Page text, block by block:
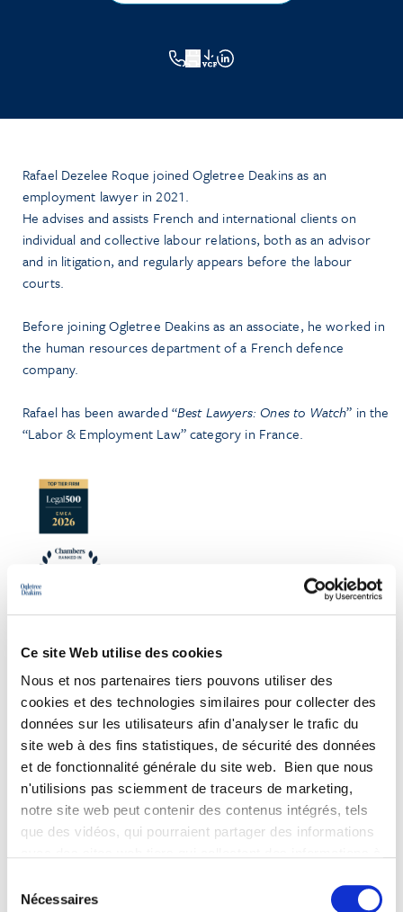
Ce site Web utilise des cookies
Nous et nos partenaires tiers pouvons utiliser des
cookies et des technologies similaires pour collecter des
données sur les utilisateurs afin d'analyser le trafic du
site web à des fins statistiques, de sécurité des données
et de fonctionnalité générale du site web. Bien que nous
n'utilisions pas sciemment de traceurs de marketing,
notre site web peut contenir des contenus intégrés, tels
que des vidéos, qui pourraient partager des informations
visiteurs de notre site web avec les contenus intégrés,
Nécessaires
VCF
Rafael Dezelee Roque joined Ogletree Deakins as an
employment lawyer in 2021.
He advises and assists French and international clients on
individual and collective labour relations, both as an advisor
and in litigation, and regularly appears before the labour
courts.
Before joining Ogletree Deakins as an associate, he worked in
the human resources department of a French defence
company.
Rafael has been awarded “Best Lawyers: Ones to Watch” in the
“Labor & Employment Law” category in France.
PRACTICE GROUPS
Collective relations